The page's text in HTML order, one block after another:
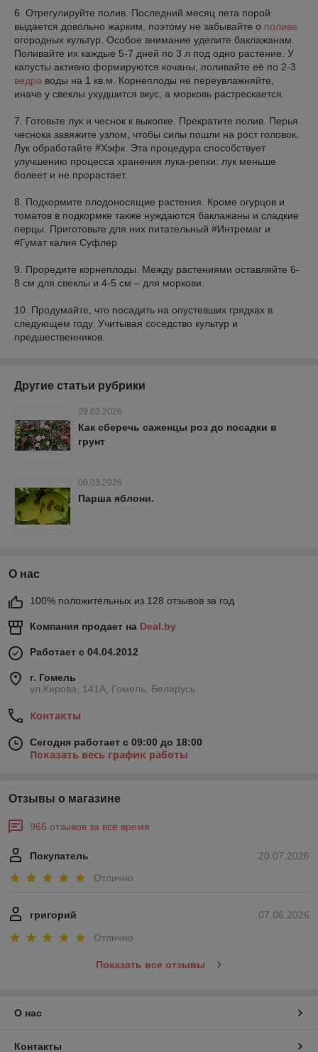
6. Отрегулируйте полив. Последний месяц лета порой
выдается довольно жарким, поэтому не забывайте о поливе
огородных культур. Особое внимание уделите баклажанам.
Поливайте их каждые 5-7 дней по 3 л под одно растение. У
капусты активно формируются кочаны, поливайте её по 2-3
ведра воды на 1 кв.м. Корнеплоды не переувлажняйте,
иначе у свеклы ухудшится вкус, а морковь растрескается.
7. Готовьте лук и чеснок к выкопке. Прекратите полив. Перья
чеснока завяжите узлом, чтобы силы пошли на рост головок.
Лук обработайте #Хэфк. Эта процедура способствует
улучшению процесса хранения лука-репки: лук меньше
болеет и не прорастает.
8. Подкормите плодоносящие растения. Кроме огурцов и
томатов в подкормке также нуждаются баклажаны и сладкие
перцы. Приготовьте для них питательный #Интремаг и
#Гумат калия Суфлер
9. Проредите корнеплоды. Между растениями оставляйте 6-
8 см для свеклы и 4-5 см – для моркови.
10. Продумайте, что посадить на опустевших грядках в
следующем году. Учитывая соседство культур и
предшественников.
Другие статьи рубрики
09.03.2026
Как сберечь саженцы роз до посадки в
грунт
06.03.2026
Парша яблони.
О нас
100% положительных из 128 отзывов за год
Компания продает на Deal.by
Работает с 04.04.2012
г. Гомель
ул.Кирова, 141А, Гомель, Беларусь
Контакты
Сегодня работает с 09:00 до 18:00
Показать весь график работы
Отзывы о магазине
966 отзывов за всё время
20.07.2026
Покупатель
Отлично
07.06.2026
григорий
Отлично
Показать все отзывы
О нас
Контакты